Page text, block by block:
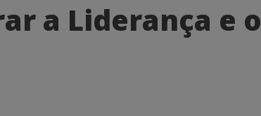
a Liderança e o